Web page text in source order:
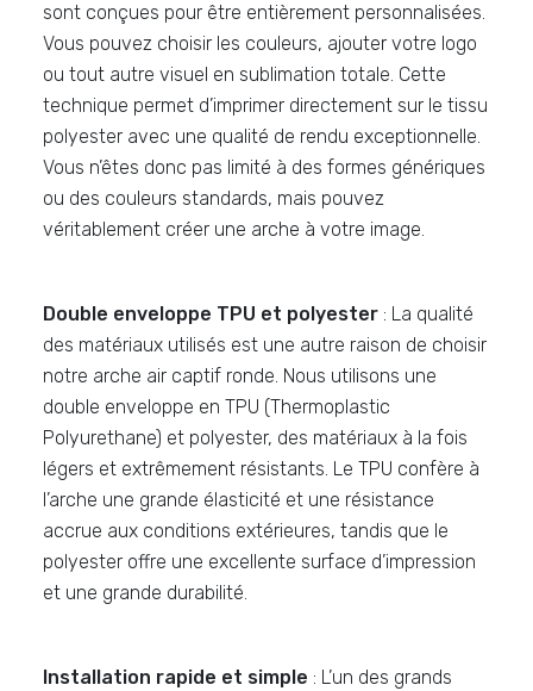
sont conçues pour être entièrement personnalisées.
Vous pouvez choisir les couleurs, ajouter votre logo
ou tout autre visuel en sublimation totale. Cette
technique permet d’imprimer directement sur le tissu
polyester avec une qualité de rendu exceptionnelle.
Vous n’êtes donc pas limité à des formes génériques
ou des couleurs standards, mais pouvez
véritablement créer une arche à votre image.
Double enveloppe TPU et polyester : La qualité
des matériaux utilisés est une autre raison de choisir
notre arche air captif ronde. Nous utilisons une
double enveloppe en TPU (Thermoplastic
Polyurethane) et polyester, des matériaux à la fois
légers et extrêmement résistants. Le TPU confère à
l’arche une grande élasticité et une résistance
accrue aux conditions extérieures, tandis que le
polyester offre une excellente surface d’impression
et une grande durabilité.
Installation rapide et simple : L’un des grands